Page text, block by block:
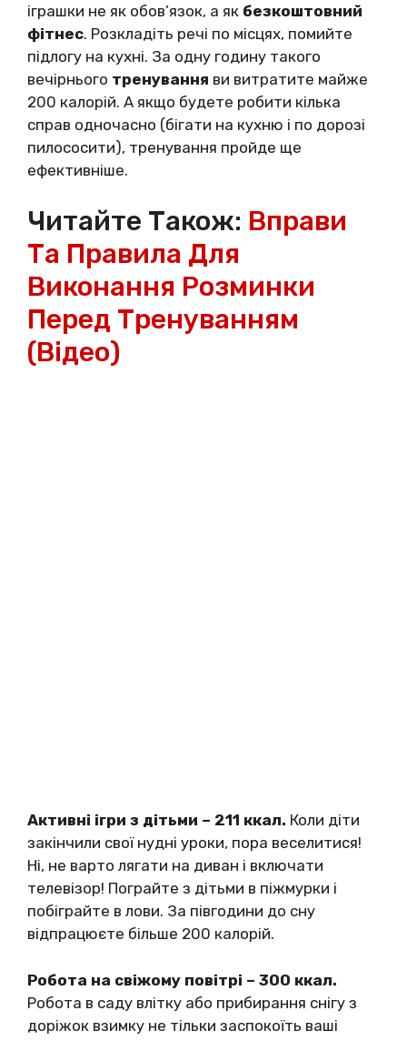
іграшки не як обов’язок, а як безкоштовний
фітнес. Розкладіть речі по місцях, помийте
підлогу на кухні. За одну годину такого
вечірнього тренування ви витратите майже
200 калорій. А якщо будете робити кілька
справ одночасно (бігати на кухню і по дорозі
пилососити), тренування пройде ще
ефективніше.
Читайте Також: Вправи
Та Правила Для
Виконання Розминки
Перед Тренуванням
(відео)
Активні ігри з дітьми – 211 ккал. Коли діти
закінчили свої нудні уроки, пора веселитися!
Ні, не варто лягати на диван і включати
телевізор! Пограйте з дітьми в піжмурки і
побіграйте в лови. За півгодини до сну
відпрацюєте більше 200 калорій.
Робота на свіжому повітрі – 300 ккал.
Робота в саду влітку або прибирання снігу з
доріжок взимку не тільки заспокоїть ваші